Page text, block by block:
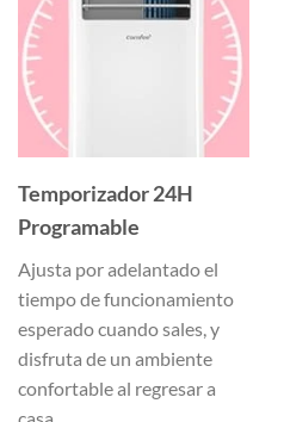
Temporizador 24H
Programable
Ajusta por adelantado el
tiempo de funcionamiento
esperado cuando sales, y
disfruta de un ambiente
confortable al regresar a
casa.